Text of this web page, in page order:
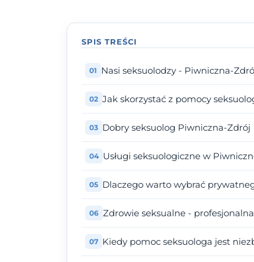
SPIS TREŚCI
Nasi seksuolodzy - Piwniczna-
Jak skorzystać z pomocy
Dobry seksuolog Piwniczna-Zdrój
Usługi seksuologiczne w
Dlaczego warto wybrać
Zdrowie seksualne -
Kiedy pomoc seksuologa jest